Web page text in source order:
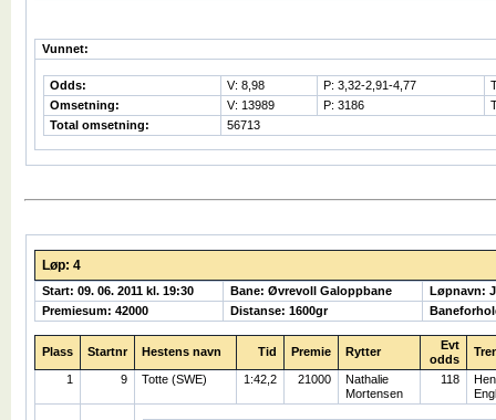
Vunnet:
Odds: V: 8,98 P: 3,32-2,91-4,77
Omsetning:
V: 13989 P: 3186
Total omsetning:
56713
Løp: 4
Start: 09. 06. 2011 kl. 19:30 Bane: Øvrevoll Galoppbane
Løpnavn:
Premiesum: 42000
Distanse: 1600gr
Plass Startnr Hestens navn Tid Premie Rytter
Evt
odds
1 9 Totte (SWE) 1:42,2 21000
Nathalie
Mortensen
118